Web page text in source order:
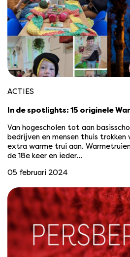
ACTIES
In de spotlights: 15 originele
Van hogescholen tot aan
bedrijven en mensen thuis trokken
extra warme trui aan.
de 18e keer en ieder…
05 februari 2024